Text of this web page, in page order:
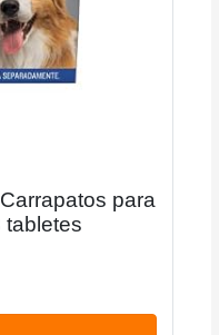
para
tabletes